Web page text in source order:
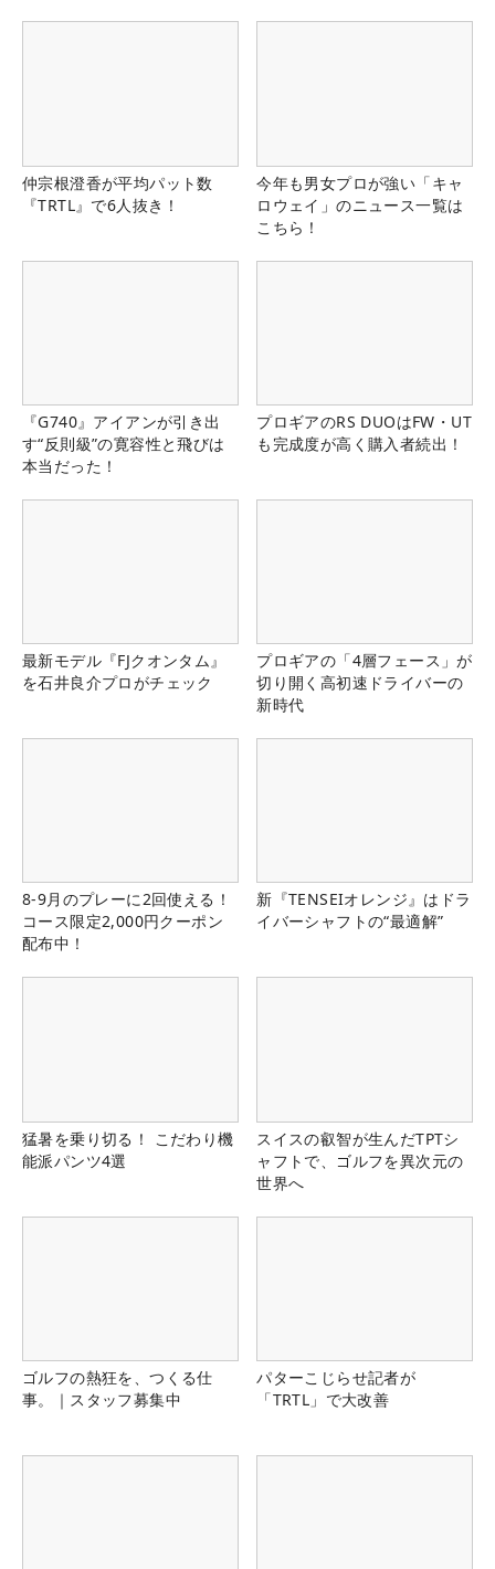
仲宗根澄香が平均パット数
『TRTL』で6人抜き！
今年も男女プロが強い「キャ
ロウェイ」のニュース一覧は
こちら！
『G740』アイアンが引き出
す“反則級”の寛容性と飛びは
本当だった！
プロギアのRS DUOはFW・UT
も完成度が高く購入者続出！
最新モデル『FJクオンタム』
を石井良介プロがチェック
プロギアの「4層フェース」が
切り開く高初速ドライバーの
新時代
8-9月のプレーに2回使える！
コース限定2,000円クーポン
配布中！
新『TENSEIオレンジ』はドラ
イバーシャフトの“最適解”
猛暑を乗り切る！ こだわり機
能派パンツ4選
スイスの叡智が生んだTPTシ
ャフトで、ゴルフを異次元の
世界へ
ゴルフの熱狂を、つくる仕
事。｜スタッフ募集中
パターこじらせ記者が
「TRTL」で大改善